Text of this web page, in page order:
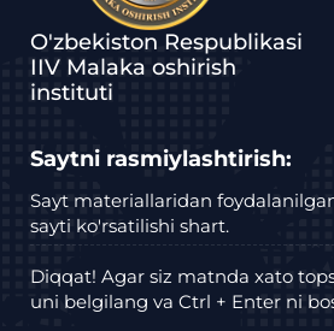
O'zbekiston Respublikasi
IIV Malaka oshirish
instituti
Saytni rasmiylashtirish:
Sayt materiallaridan
sayti ko'rsatilishi shart.
Diqqat! Agar siz matnda xato
uni belgilang va Ctrl + Enter ni